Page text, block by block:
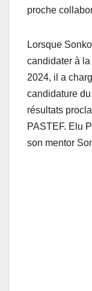
proche
Lorsque
candidater à
2024, il a
candidature
résultats
PASTEF. Elu
son mentor